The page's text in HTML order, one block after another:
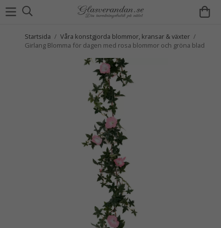
Startsida / Våra konstgjorda blommor, kransar & växter /
Girlang Blomma för dagen med rosa blommor och gröna blad